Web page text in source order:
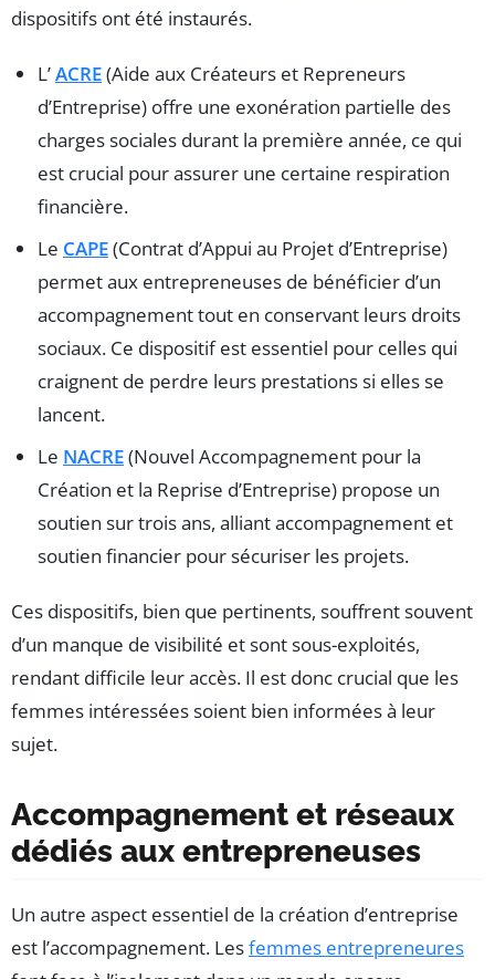
dispositifs ont été instaurés.
L’ACRE(Aide aux Créateurs et Repreneurs
d’Entreprise) offre une exonération partielle des
charges sociales durant la première année, ce qui
est crucial pour assurer une certaine respiration
financière.
Le CAPE(Contrat d’Appui au Projet d’Entreprise)
permet aux entrepreneuses de bénéficier d’un
accompagnement tout en conservant leurs droits
sociaux. Ce dispositif est essentiel pour celles qui
craignent de perdre leurs prestations si elles se
lancent.
Le NACRE(Nouvel Accompagnement pour la
Création et la Reprise d’Entreprise) propose un
soutien sur trois ans, alliant accompagnement et
soutien financier pour sécuriser les projets.
Ces dispositifs, bien que pertinents, souffrent souvent
d’un manque de visibilité et sont sous-exploités,
rendant difficile leur accès. Il est donc crucial que les
femmes intéressées soient bien informées à leur
sujet.
Accompagnement et réseaux
dédiés aux entrepreneuses
Un autre aspect essentiel de la création d’entreprise
est l’accompagnement. Lesfemmes entrepreneures